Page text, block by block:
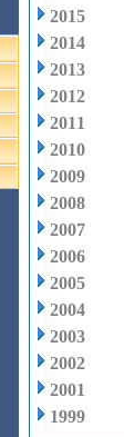
2015
2014
2013
2012
2011
2010
2009
2008
2007
2006
2005
2004
2003
2002
2001
1999